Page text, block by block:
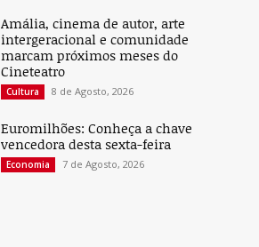
Amália, cinema de autor, arte
intergeracional e comunidade
marcam próximos meses do
Cineteatro
Cultura 8 de Agosto, 2026
Euromilhões: Conheça a chave
vencedora desta sexta-feira
Economia 7 de Agosto, 2026